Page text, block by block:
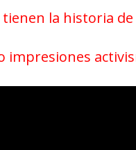
la historia
impresiones